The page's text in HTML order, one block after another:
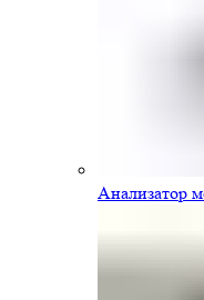
Анализатор